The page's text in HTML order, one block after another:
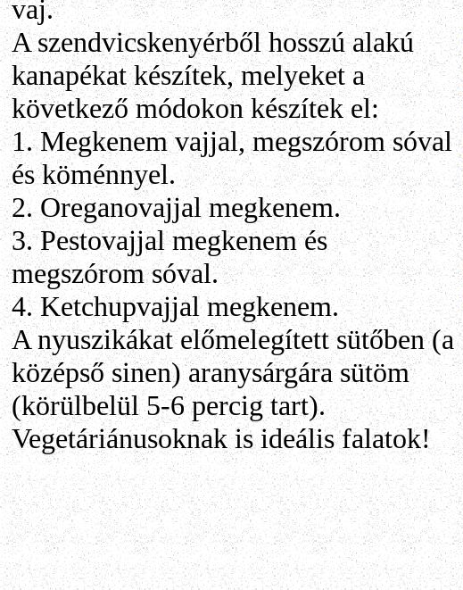
vaj.
A szendvicskenyérből hosszú alakú
kanapékat készítek, melyeket a
következő módokon készítek el:
1. Megkenem vajjal, megszórom sóval
és köménnyel.
2. Oreganovajjal megkenem.
3. Pestovajjal megkenem és
megszórom sóval.
4. Ketchupvajjal megkenem.
A nyuszikákat előmelegített sütőben (a
középső sinen) aranysárgára sütöm
(körülbelül 5-6 percig tart).
Vegetáriánusoknak is ideális falatok!